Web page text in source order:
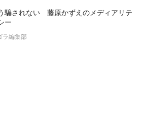
騙されない 藤原かずえのメディアリテ
ー
ラ編集部